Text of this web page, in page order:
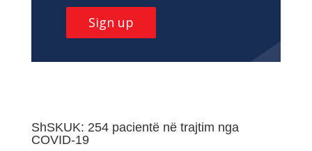
Sign up
ShSKUK: 254 pacientë në trajtim nga
COVID-19